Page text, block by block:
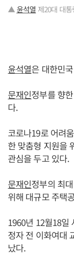
▲윤석열 제20대 대통
윤석열은 대한민
문재인정부를 향
다.
코로나19로 어려
한 맞춤형 지원을
관심을 두고 있다.
문재인정부의 최
위해 대규모 주택
1960년 12월18일
정자 전 이화여대
났다.